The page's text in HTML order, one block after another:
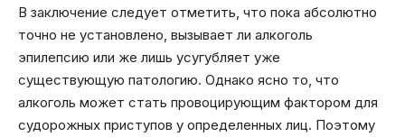
В заключение следует отметить, что пока абсолютно
точно не установлено, вызывает ли алкоголь
эпилепсию или же лишь усугубляет уже
существующую патологию. Однако ясно то, что
алкоголь может стать провоцирующим фактором для
судорожных приступов у определенных лиц. Поэтому